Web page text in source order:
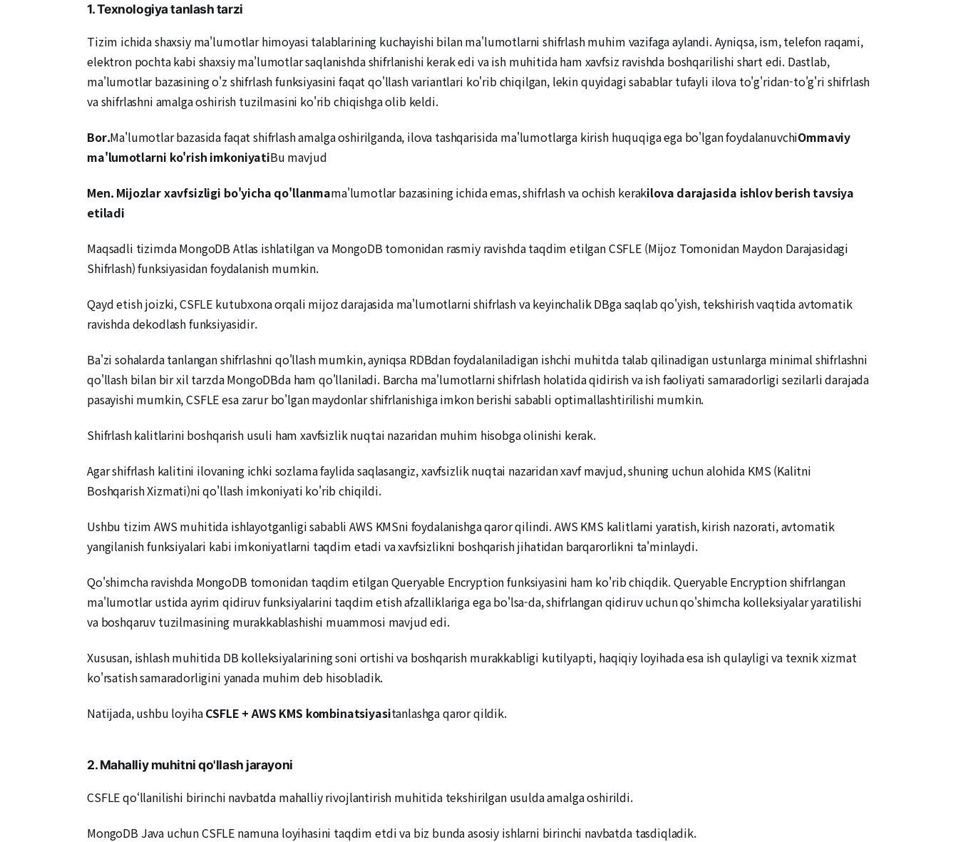
1. Texnologiya tanlash tarzi
Tizim ichida shaxsiy ma'lumotlar himoyasi talablarining kuchayishi bilan ma'lumotlarni shifrlash muhim vazifaga aylandi. Ayniqsa, ism, telefon raqami,
elektron pochta kabi shaxsiy ma'lumotlar saqlanishda shifrlanishi kerak edi va ish muhitida ham xavfsiz ravishda boshqarilishi shart edi. Dastlab,
ma'lumotlar bazasining o'z shifrlash funksiyasini faqat qo'llash variantlari ko'rib chiqilgan, lekin quyidagi sabablar tufayli ilova to'g'ridan-to'g'ri shifrlash
va shifrlashni amalga oshirish tuzilmasini ko'rib chiqishga olib keldi.
Bor.Ma'lumotlar bazasida faqat shifrlash amalga oshirilganda, ilova tashqarisida ma'lumotlarga kirish huquqiga ega bo'lgan foydalanuvchiOmmaviy
ma'lumotlarni ko'rish imkoniyatiBu mavjud
Men. Mijozlar xavfsizligi bo'yicha qo'llanmama'lumotlar bazasining ichida emas, shifrlash va ochish kerakilova darajasida ishlov berish tavsiya
etiladi
Maqsadli tizimda MongoDB Atlas ishlatilgan va MongoDB tomonidan rasmiy ravishda taqdim etilgan CSFLE (Mijoz Tomonidan Maydon Darajasidagi
Shifrlash) funksiyasidan foydalanish mumkin.
Qayd etish joizki, CSFLE kutubxona orqali mijoz darajasida ma'lumotlarni shifrlash va keyinchalik DBga saqlab qo'yish, tekshirish vaqtida avtomatik
ravishda dekodlash funksiyasidir.
Ba'zi sohalarda tanlangan shifrlashni qo'llash mumkin, ayniqsa RDBdan foydalaniladigan ishchi muhitda talab qilinadigan ustunlarga minimal shifrlashni
qo'llash bilan bir xil tarzda MongoDBda ham qo'llaniladi. Barcha ma'lumotlarni shifrlash holatida qidirish va ish faoliyati samaradorligi sezilarli darajada
pasayishi mumkin, CSFLE esa zarur bo'lgan maydonlar shifrlanishiga imkon berishi sababli optimallashtirilishi mumkin.
Shifrlash kalitlarini boshqarish usuli ham xavfsizlik nuqtai nazaridan muhim hisobga olinishi kerak.
Agar shifrlash kalitini ilovaning ichki sozlama faylida saqlasangiz, xavfsizlik nuqtai nazaridan xavf mavjud, shuning uchun alohida KMS (Kalitni
Boshqarish Xizmati)ni qo'llash imkoniyati ko'rib chiqildi.
Ushbu tizim AWS muhitida ishlayotganligi sababli AWS KMSni foydalanishga qaror qilindi. AWS KMS kalitlarni yaratish, kirish nazorati, avtomatik
yangilanish funksiyalari kabi imkoniyatlarni taqdim etadi va xavfsizlikni boshqarish jihatidan barqarorlikni ta'minlaydi.
Qo'shimcha ravishda MongoDB tomonidan taqdim etilgan Queryable Encryption funksiyasini ham ko'rib chiqdik. Queryable Encryption shifrlangan
ma'lumotlar ustida ayrim qidiruv funksiyalarini taqdim etish afzalliklariga ega bo'lsa-da, shifrlangan qidiruv uchun qo'shimcha kolleksiyalar yaratilishi
va boshqaruv tuzilmasining murakkablashishi muammosi mavjud edi.
Xususan, ishlash muhitida DB kolleksiyalarining soni ortishi va boshqarish murakkabligi kutilyapti, haqiqiy loyihada esa ish qulayligi va texnik xizmat
ko'rsatish samaradorligini yanada muhim deb hisobladik.
Natijada, ushbu loyihaCSFLE + AWS KMS kombinatsiyasitanlashga qaror qildik.
2. Mahalliy muhitni qo'llash jarayoni
CSFLE qo‘llanilishi birinchi navbatda mahalliy rivojlantirish muhitida tekshirilgan usulda amalga oshirildi.
MongoDB Java uchun CSFLE namuna loyihasini taqdim etdi va biz bunda asosiy ishlarni birinchi navbatda tasdiqladik.